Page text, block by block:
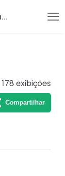
178 exibições
Compartilhar